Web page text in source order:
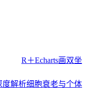
R＋Echarts画双坐
解析细胞衰老与个体